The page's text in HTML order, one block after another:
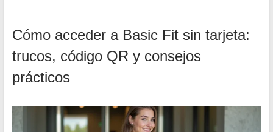
Cómo acceder a Basic Fit sin tarjeta:
trucos, código QR y consejos
prácticos